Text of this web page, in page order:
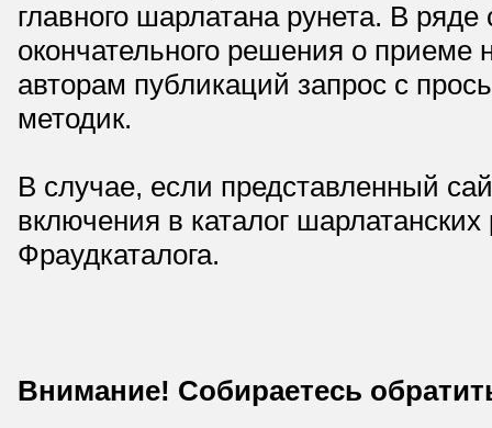
главного шарлатана рунета. В
окончательного решения о приеме
авторам публикаций запрос с
методик.
В случае, если представленный
включения в каталог
Фраудкаталога.
Внимание! Собираетесь